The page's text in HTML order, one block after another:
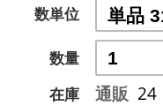
数単位
数量
在庫
通販 24